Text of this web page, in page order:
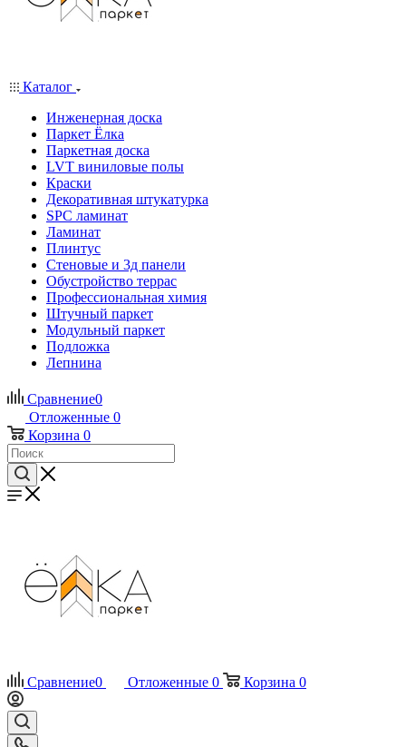
Каталог
Инженерная доска
Паркет Ёлка
Паркетная доска
LVT виниловые полы
Краски
Декоративная штукатурка
SPC ламинат
Ламинат
Плинтус
Стеновые и 3д панели
Обустройство террас
Профессиональная химия
Штучный паркет
Модульный паркет
Подложка
Лепнина
Сравнение0
Отложенные 0
Корзина 0
Сравнение0 Отложенные 0 Корзина 0